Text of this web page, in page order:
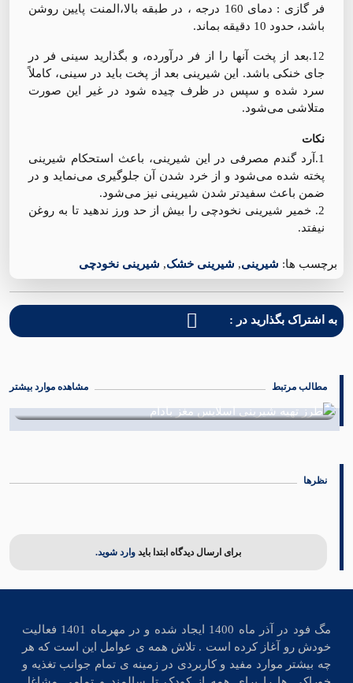
فر گازی : دمای 160 درجه ، در طبقه بالا،المنت پایین روشن
باشد، حدود 10 دقیقه بماند.
12.بعد از پخت آنها را از فر درآورده، و بگذارید سینی فر در
جای خنکی باشد. این شیرینی بعد از پخت باید در سینی، کاملاً
سرد شده و سپس در ظرف چیده شود در غیر این صورت
متلاشی می‌شود.
نکات
1.آرد گندم مصرفی در این شیرینی، باعث استحکام شیرینی
پخته شده می‌شود و از خرد شدن آن جلوگیری می‌نماید و در
ضمن باعث سفیدتر شدن شیرینی نیز می‌شود.
2. خمیر شیرینی نخودچی را بیش از حد ورز ندهید تا به روغن
نیفتد.
برچسب ها: شیرینی, شیرینی خشک, شیرینی نخودچی
به اشتراک بگذارید در :
مطالب مرتبط مشاهده موارد بیشتر
نظرها
برای ارسال دیدگاه ابتدا باید وارد شوید.
مگ فود در آذر ماه 1400 ایجاد شده و در مهرماه 1401 فعالیت
خودش رو آغاز کرده است . تلاش همه ی عوامل این است که هر
چه بیشتر موارد مفید و کاربردی در زمینه ی تمام جوانب تغذیه و